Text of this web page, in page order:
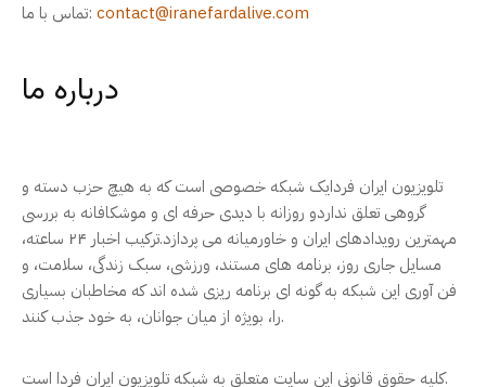
تماس با ما: contact@iranefardalive.com
درباره ما
تلویزیون ایران فردایک شبکه خصوصی است که به هیچ حزب دسته و
گروهی تعلق نداردو روزانه با دیدی حرفه ای و موشکافانه به بررسی
مهمترین رویدادهای ایران و خاورمیانه می پردازد.ترکیب اخبار ۲۴ ساعته،
مسایل جاری روز، برنامه های مستند، ورزشی، سبک زندگی، سلامت، و
فن آوری این شبکه به گونه ای برنامه ریزی شده اند که مخاطبان بسیاری
را، بویژه از میان جوانان، به خود جذب کنند.
کلیه حقوق قانونی این سایت متعلق به شبکه تلویزیون ایران فردا است.